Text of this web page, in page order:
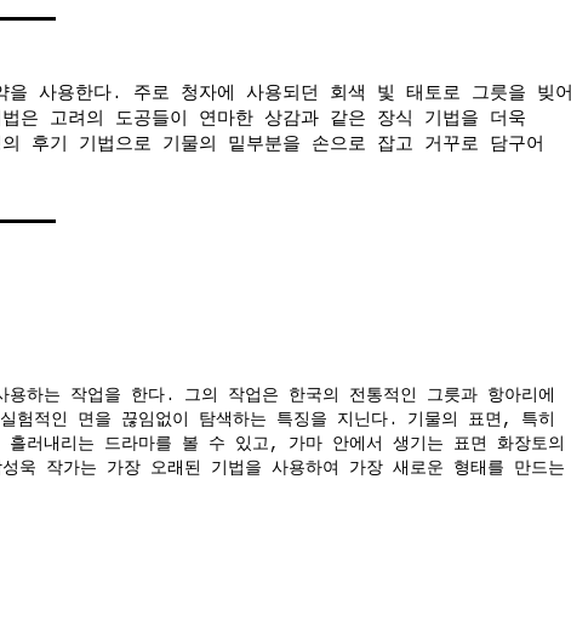
사용한다. 주로 청자에 사용되던 회색 빛 태토로 그릇을 빚어
은 고려의 도공들이 연마한 상감과 같은 장식 기법을 더욱
후기 기법으로 기물의 밑부분을 손으로 잡고 거꾸로 담구어
하는 작업을 한다. 그의 작업은 한국의 전통적인 그릇과 항아리에
험적인 면을 끊임없이 탐색하는 특징을 지닌다. 기물의 표면, 특히
러내리는 드라마를 볼 수 있고, 가마 안에서 생기는 표면 화장토의
욱 작가는 가장 오래된 기법을 사용하여 가장 새로운 형태를 만드는